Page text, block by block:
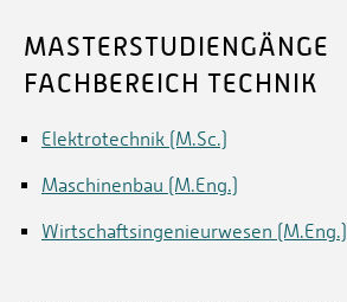
MASTERSTUDIENGÄNGE
FACHBEREICH TECHNIK
Elektrotechnik (M.Sc.)
Maschinenbau (M.Eng.)
Wirtschaftsingenieurwesen (M.Eng.)